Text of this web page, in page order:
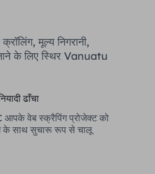
मूल्य निगरानी,
के लिए स्थिर Vanuatu
ढाँचा
आपके वेब स्क्रैपिंग प्रोजेक्ट को
के साथ सुचारू रूप से चालू